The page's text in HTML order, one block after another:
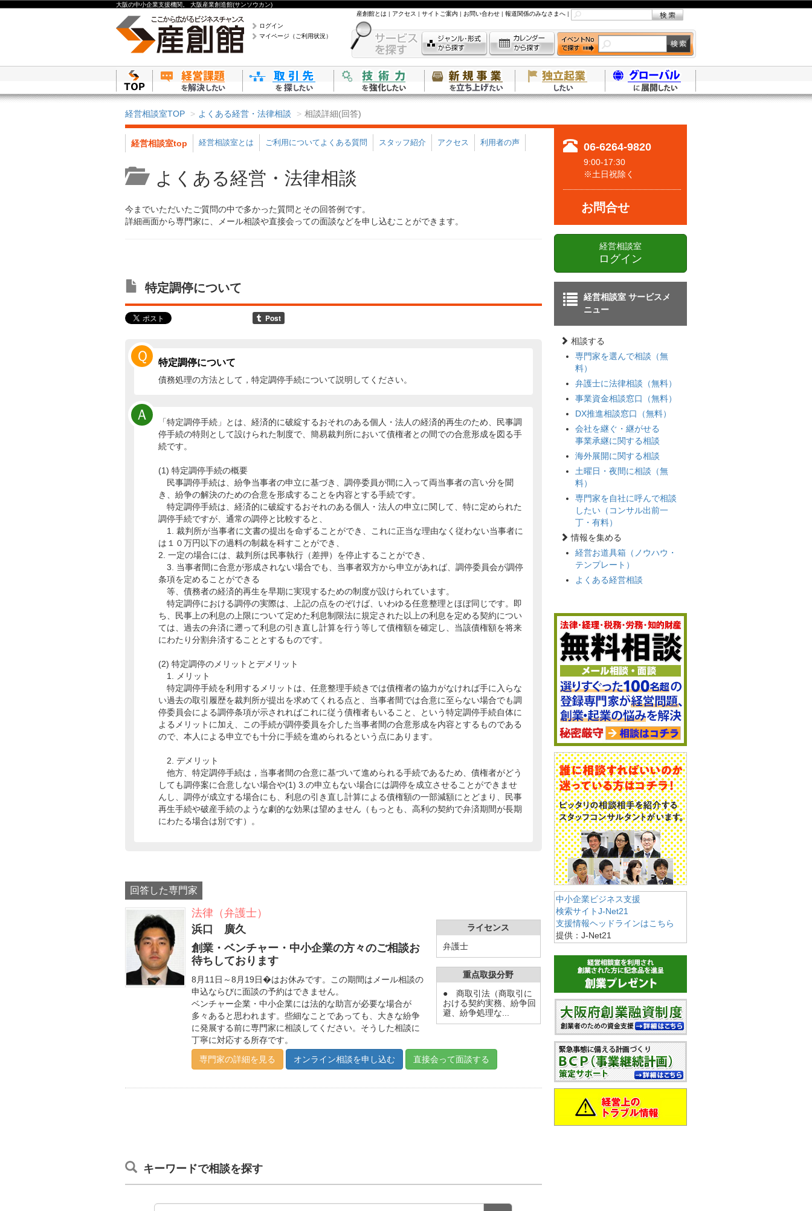
大阪の中小企業支援機関。 大阪産業創造館(サンソウカン)
ログイン
マイページ（ご利用状況）
産創館とは | アクセス | サイトご案内 | お問い合わせ | 報道関係のみなさまへ |
経営相談室TOP よくある経営・法律相談 相談詳細(回答)
経営相談室top 経営相談室とは ご利用についてよくある質問 スタッフ紹介 アクセス 利用者の声
よくある経営・法律相談
今までいただいたご質問の中で多かった質問とその回答例です。
詳細画面から専門家に、メール相談や直接会っての面談などを申し込むことができます。
特定調停について
Ｑ 特定調停について
債務処理の方法として，特定調停手続について説明してください。
Ａ
「特定調停手続」とは、経済的に破綻するおそれのある個人・法人の経済的再生のため、民事調
停手続の特則として設けられた制度で、簡易裁判所において債権者との間での合意形成を図る手
続です。
(1) 特定調停手続の概要
民事調停手続は、紛争当事者の申立に基づき、調停委員が間に入って両当事者の言い分を聞
き、紛争の解決のための合意を形成することを内容とする手続です。
特定調停手続は、経済的に破綻するおそれのある個人・法人の申立に関して、特に定められた
調停手続ですが、通常の調停と比較すると、
1. 裁判所が当事者に文書の提出を命ずることができ、これに正当な理由なく従わない当事者に
は１０万円以下の過料の制裁を科すことができ、
2. 一定の場合には、裁判所は民事執行（差押）を停止することができ、
3. 当事者間に合意が形成されない場合でも、当事者双方から申立があれば、調停委員会が調停
条項を定めることができる
等、債務者の経済的再生を早期に実現するための制度が設けられています。
特定調停における調停の実際は、上記の点をのぞけば、いわゆる任意整理とほぼ同じです。即
ち、民事上の利息の上限について定めた利息制限法に規定された以上の利息を定める契約につい
ては、過去の弁済に遡って利息の引き直し計算を行う等して債権額を確定し、当該債権額を将来
にわたり分割弁済することとするものです。
(2) 特定調停のメリットとデメリット
1. メリット
特定調停手続を利用するメリットは、任意整理手続きでは債権者の協力がなければ手に入らな
い過去の取引履歴を裁判所が提出を求めてくれる点と、当事者間では合意に至らない場合でも調
停委員会による調停条項が示されればこれに従う債権者もいること、という特定調停手続自体に
よるメリットに加え、この手続が調停委員を介した当事者間の合意形成を内容とするものである
ので、本人による申立でも十分に手続を進められるという点にあります。
2. デメリット
他方、特定調停手続は，当事者間の合意に基づいて進められる手続であるため、債権者がどう
しても調停案に合意しない場合や(1) 3.の申立もない場合には調停を成立させることができませ
んし、調停が成立する場合にも、利息の引き直し計算による債権額の一部減額にとどまり、民事
再生手続や破産手続のような劇的な効果は望めません（もっとも、高利の契約で弁済期間が長期
にわたる場合は別です）。
回答した専門家
法律（弁護士）
浜口 廣久
創業・ベンチャー・中小企業の方々のご相談お
待ちしております
8月11日～8月19日�はお休みです。この期間はメール相談の
申込ならびに面談の予約はできません。
ベンチャー企業・中小企業には法的な助言が必要な場合が
多々あると思われます。些細なことであっても、大きな紛争
に発展する前に専門家に相談してください。そうした相談に
丁寧に対応する所存です。
ライセンス
弁護士
重点取扱分野
● 商取引法（商取引に
おける契約実務、紛争回
避、紛争処理な...
専門家の詳細を見る オンライン相談を申し込む 直接会って面談する
キーワードで相談を探す
06-6264-9820
9:00-17:30
※土日祝除く
お問合せ
経営相談室
ログイン
経営相談室 サービスメ
ニュー
相談する
専門家を選んで相談（無
料）
弁護士に法律相談（無料）
事業資金相談窓口（無料）
DX推進相談窓口（無料）
会社を継ぐ・継がせる
事業承継に関する相談
海外展開に関する相談
土曜日・夜間に相談（無
料）
専門家を自社に呼んで相談
したい（コンサル出前一
丁・有料）
情報を集める
経営お道具箱（ノウハウ・
テンプレート）
よくある経営相談
中小企業ビジネス支援
検索サイトJ-Net21
支援情報ヘッドラインはこちら
提供：J-Net21